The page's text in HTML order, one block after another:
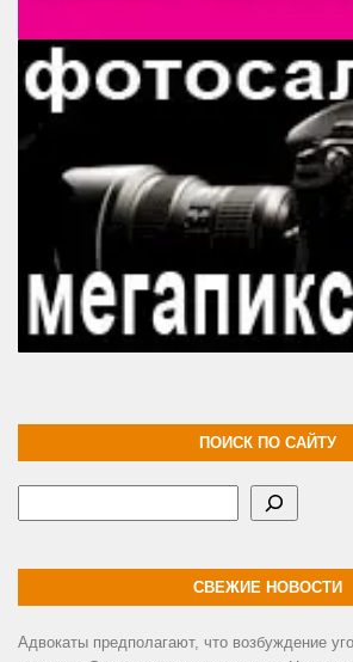
ПОИСК ПО САЙТУ
СВЕЖИЕ НОВОСТИ
Адвокаты предполагают, что возбуждение